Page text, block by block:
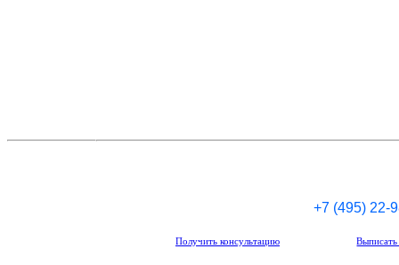
+7 (495) 22-
Получить консультацию